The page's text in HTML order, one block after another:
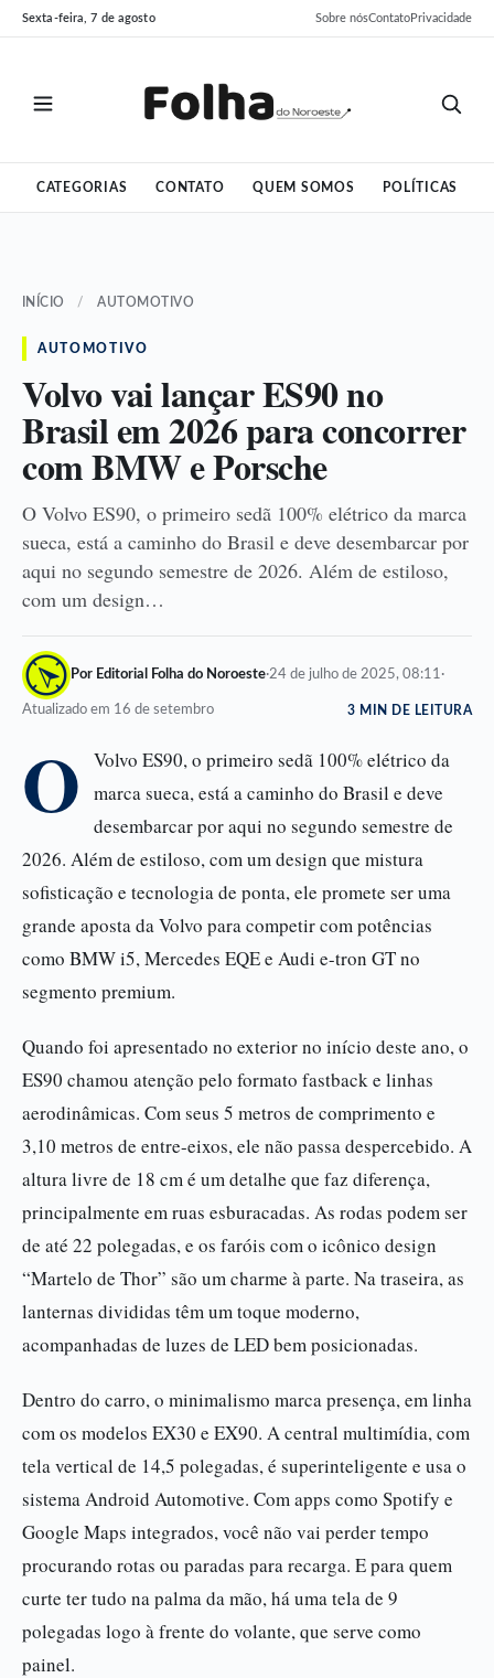
Pular
para
Pular
para
Sexta-feira, 7 de agosto Sobre nósContatoPrivacidade
CATEGORIAS CONTATO QUEM SOMOS POLÍTICAS
INÍCIO / AUTOMOTIVO
AUTOMOTIVO
Volvo vai lançar ES90 no
Brasil em 2026 para concorrer
com BMW e Porsche
O Volvo ES90, o primeiro sedã 100% elétrico da marca
sueca, está a caminho do Brasil e deve desembarcar por
aqui no segundo semestre de 2026. Além de estiloso,
com um design…
Por Editorial Folha do Noroeste·24 de julho de 2025, 08:11·
Atualizado em 16 de setembro 3 MIN DE LEITURA
O
Volvo ES90, o primeiro sedã 100% elétrico da
marca sueca, está a caminho do Brasil e deve
desembarcar por aqui no segundo semestre de
2026. Além de estiloso, com um design que mistura
sofisticação e tecnologia de ponta, ele promete ser uma
grande aposta da Volvo para competir com potências
como BMW i5, Mercedes EQE e Audi e-tron GT no
segmento premium.
Quando foi apresentado no exterior no início deste ano, o
ES90 chamou atenção pelo formato fastback e linhas
aerodinâmicas. Com seus 5 metros de comprimento e
3,10 metros de entre-eixos, ele não passa despercebido. A
altura livre de 18 cm é um detalhe que faz diferença,
principalmente em ruas esburacadas. As rodas podem ser
de até 22 polegadas, e os faróis com o icônico design
“Martelo de Thor” são um charme à parte. Na traseira, as
lanternas divididas têm um toque moderno,
acompanhadas de luzes de LED bem posicionadas.
Dentro do carro, o minimalismo marca presença, em linha
com os modelos EX30 e EX90. A central multimídia, com
tela vertical de 14,5 polegadas, é superinteligente e usa o
sistema Android Automotive. Com apps como Spotify e
Google Maps integrados, você não vai perder tempo
procurando rotas ou paradas para recarga. E para quem
curte ter tudo na palma da mão, há uma tela de 9
polegadas logo à frente do volante, que serve como
painel.